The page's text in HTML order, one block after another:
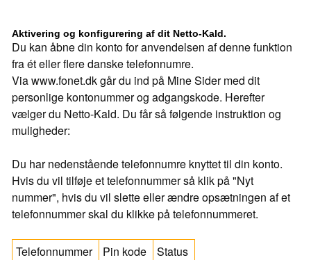
Aktivering og konfigurering af dit Netto-Kald.
Du kan åbne din konto for anvendelsen af denne funktion
fra ét eller flere danske telefonnumre.
Via www.fonet.dk går du ind på Mine Sider med dit
personlige kontonummer og adgangskode. Herefter
vælger du Netto-Kald. Du får så følgende instruktion og
muligheder:
Du har nedenstående telefonnumre knyttet til din konto.
Hvis du vil tilføje et telefonnummer så klik på "Nyt
nummer", hvis du vil slette eller ændre opsætningen af et
telefonnummer skal du klikke på telefonnummeret.
Telefonnummer Pin kode
Status